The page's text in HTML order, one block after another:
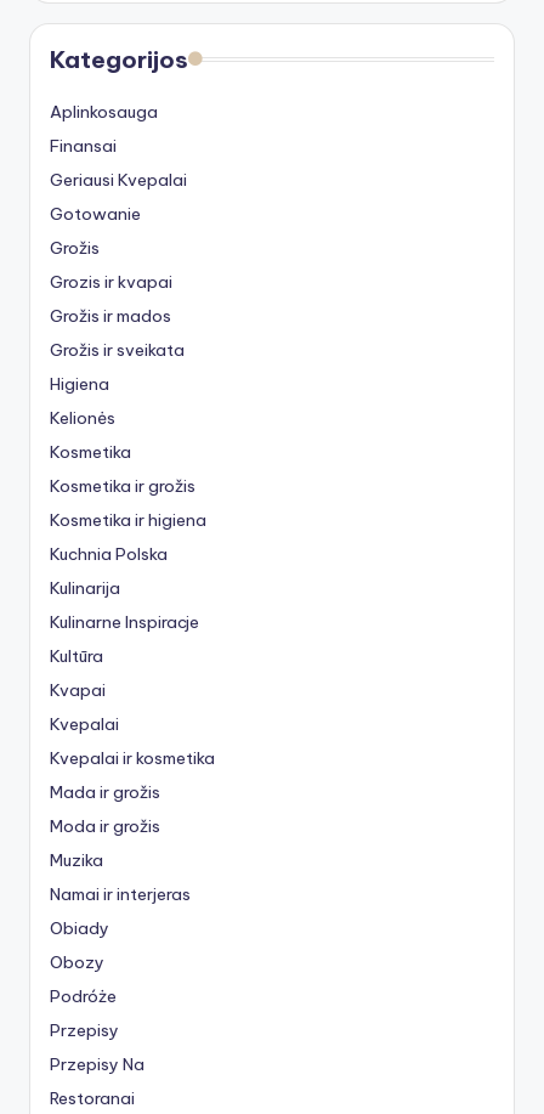
Kategorijos
Aplinkosauga
Finansai
Geriausi Kvepalai
Gotowanie
Grožis
Grozis ir kvapai
Grožis ir mados
Grožis ir sveikata
Higiena
Kelionės
Kosmetika
Kosmetika ir grožis
Kosmetika ir higiena
Kuchnia Polska
Kulinarija
Kulinarne Inspiracje
Kultūra
Kvapai
Kvepalai
Kvepalai ir kosmetika
Mada ir grožis
Moda ir grožis
Muzika
Namai ir interjeras
Obiady
Obozy
Podróże
Przepisy
Przepisy Na
Restoranai